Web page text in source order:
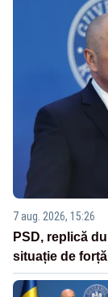
7 aug. 2026, 15:26
PSD, replică
situație de